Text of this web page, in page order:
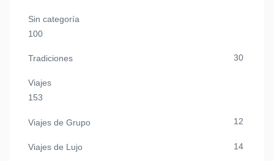
Sin categoría
100
Tradiciones 30
Viajes
153
Viajes de Grupo 12
Viajes de Lujo 14